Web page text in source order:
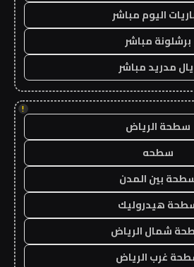
اليوم مباشر
برشلونة مباشر
مدريد مباشر
!
سطحة الرياض
سطحه
بين المدن
هيدروليك
شمال الرياض
غرب الرياض